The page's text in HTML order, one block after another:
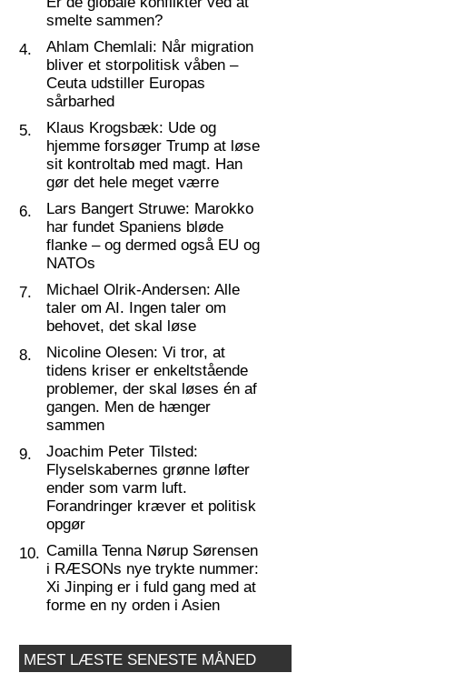
smelte sammen?
4.
Ahlam Chemlali: Når migration
bliver et storpolitisk våben –
Ceuta udstiller Europas
sårbarhed
5.
Klaus Krogsbæk: Ude og
hjemme forsøger Trump at løse
sit kontroltab med magt. Han
gør det hele meget værre
6.
Lars Bangert Struwe: Marokko
har fundet Spaniens bløde
flanke – og dermed også EU og
NATOs
7.
Michael Olrik-Andersen: Alle
taler om AI. Ingen taler om
behovet, det skal løse
8.
Nicoline Olesen: Vi tror, at
tidens kriser er enkeltstående
problemer, der skal løses én af
gangen. Men de hænger
sammen
9.
Joachim Peter Tilsted:
Flyselskabernes grønne løfter
ender som varm luft.
Forandringer kræver et politisk
opgør
10. Camilla Tenna Nørup Sørensen
i RÆSONs nye trykte nummer:
Xi Jinping er i fuld gang med at
forme en ny orden i Asien
MEST LÆSTE SENESTE MÅNED